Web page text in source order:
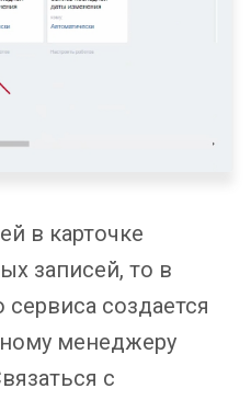
в карточке
записей, то в
создается
менеджеру
с